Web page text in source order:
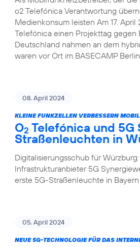
o2 Telefónica Verantwortung
Medienkonsum leisten Am 17.
Telefónica einen Projekttag
Deutschland nahmen an dem
waren vor Ort im BASECAMP
08. April 2024
KLEINE FUNKZELLEN VERBESSERN
O2 Telefónica und
Straßenleuchten in
Digitalisierungsschub für
Infrastrukturanbieter 5G
erste 5G-Straßenleuchte in
05. April 2024
NEUE 5G-TECHNOLOGIE FÜR DAS